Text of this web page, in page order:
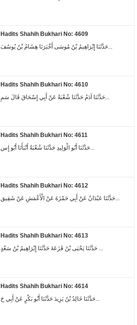
Hadits Shahih Bukhari No: 4609
حَدَّثَنَا إِبْرَاهِيمُ بْنُ مُوسَى أَخْبَرَنَا هِشَامُ بْنُ يُوسُفَ...
Hadits Shahih Bukhari No: 4610
حَدَّثَنَا آدَمُ حَدَّثَنَا شُعْبَةُ عَنْ أَبِي إِسْحَاقَ قَالَ سَمِ...
Hadits Shahih Bukhari No: 4611
Hadits Shahih Bukhari No: 4612
Hadits Shahih Bukhari No: 4613
حَدَّثَنَا يَحْيَى بْنُ قَزَعَةَ حَدَّثَنَا إِبْرَاهِيمُ بْنُ سَعْدٍ ...
Hadits Shahih Bukhari No: 4614
حَدَّثَنَا خَالِدُ بْنُ يَزِيدَ حَدَّثَنَا أَبُو بَكْرٍ عَنْ أَبِي حَ...